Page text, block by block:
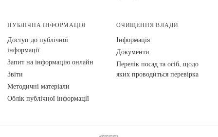
ПУБЛІЧНА ІНФОРМАЦІЯ
Доступ до публічної
інформації
Запит на інформацію онлайн
Звіти
Методичні матеріали
Облік публічної інформації
ОЧИЩЕННЯ ВЛАДИ
Інформація
Документи
Перелік посад та осіб, щодо
яких проводиться перевірка